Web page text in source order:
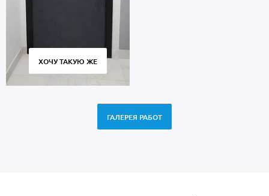
ХОЧУ ТАКУЮ ЖЕ
ГАЛЕРЕЯ РАБОТ